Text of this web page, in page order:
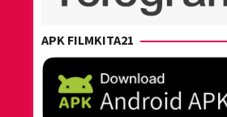
APK FILMKITA21